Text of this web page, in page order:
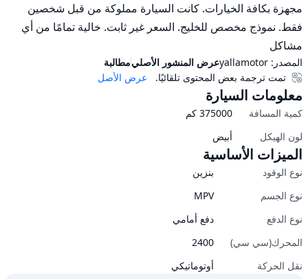
مشاكل
المصدر: yallamotorعرض المنشور الأصليمطالبة
عرض الأصل
تمت ترجمة بعض المحتوى تلقائيًا.
معلومات السيارة
كمية المسافة 375000 كم
لون الهيكل
أبيض
الميزات الأساسية
نوع الوقود
بنزين
نوع الجسم
MPV
نوع الدفع
دفع أمامي
المحرك(سي سي)
2400
نقل الحركة
أوتوماتيكي